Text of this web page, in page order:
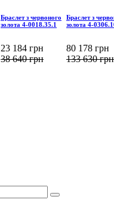
Браслет з червоного
золота 4-0018.35.1
23 184 грн
38 640грн
Браслет з
золота 4-
80 178 грн
133 630грн